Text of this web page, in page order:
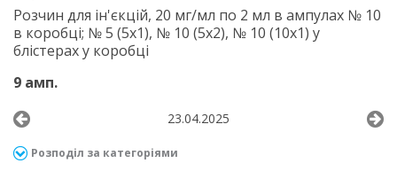
Розчин для ін'єкцій, 20 мг/мл по 2 мл в ампулах № 10
в коробці; № 5 (5х1), № 10 (5х2), № 10 (10х1) у
блістерах у коробці
9 амп.
23.04.2025
Розподіл за категоріями